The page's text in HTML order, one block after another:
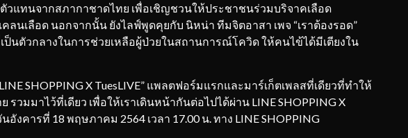
แทนจากสภากาชาดไทย เพื่อเชิญชวนให้ประชาชนร่วมบริจาคเลือด
ลนเลือด นอกจากนั้น ยังไลฟ์พูดคุยกับ นิหน่า ทีมจิตอาสา เพจ “เราต้องรอด”
ป็นตัวกลางในการช่วยเหลือผู้ป่วยในสถานการณ์โควิด ให้คนไข้ได้มีเตียงใน
SHOPPING X TuesLIVE” แพลตฟอร์มแรกและมาร์เก็ตเพลสที่เดียวที่ทำให้
รวมมาไว้ที่เดียว เพื่อให้เราเดินหน้ากันต่อไปได้ผ่าน LINE SHOPPING X
อังคารที่ 18 พฤษภาคม 2564 เวลา 17.00 น. ทาง LINE SHOPPING